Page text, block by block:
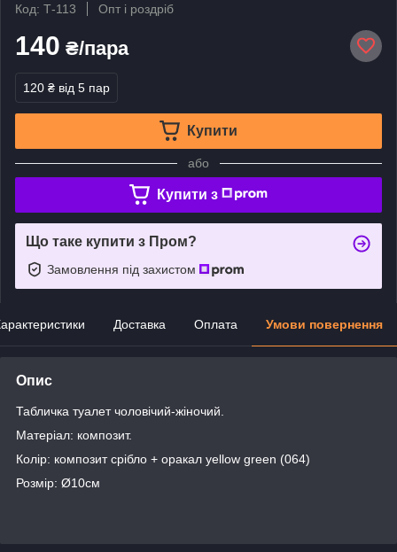
Код: Т-113
Опт і роздріб
140 ₴/пара
120 ₴ від 5 пар
Купити
або
Купити з
Що таке купити з Пром?
Замовлення під захистом
Доставка Оплата Умови повернення
Опис
Табличка туалет чоловічий-жіночий.
Матеріал: композит.
Колір: композит срібло + оракал yellow green (064)
Розмір: Ø10см